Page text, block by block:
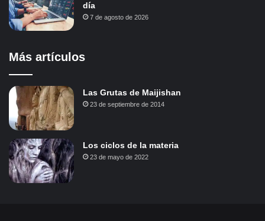
día
7 de agosto de 2026
Más artículos
Las Grutas de Maijishan
23 de septiembre de 2014
Los ciclos de la materia
23 de mayo de 2022